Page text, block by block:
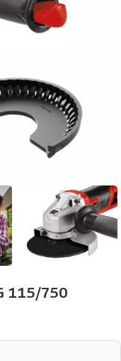
115/750